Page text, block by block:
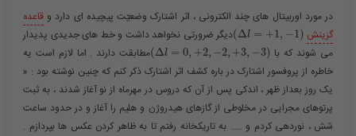
در مورد اوربیتال های چند الکترونی ، اثر اشتارک وضعیّت پیچیده ای دارد و قاعده
گزینش
(Δl = +1, −1)
​دیگر ضرورتی نخواهد داشت و خط های جدیدی پدیدار
می شوند که با ​
(Δl = 0, +2, −2, +3, −3)
​مطابقت دارند . اما لازم است یه
خاطره از پروفسور اشتارک در باره کشف اثر اشتارک ذکر کنم که چنین نوشته بود : «
یک روز بعداز ظهر ، اندکی پس از آن که دروس در مهرماه از نو آغاز شدند ، به ثبت
پرتوهای مجرایی در مخلوطی از گازهای هیدروژن و هلیم را آغاز و در حدود ساعت
شش ، نوردهی کردم و ….. به تاریکخانه رفتم تا به ظاهر کردن عکس ها بپردازم .